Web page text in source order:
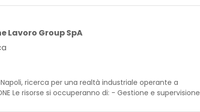
Lavoro Group SpA
Napoli, ricerca per una realtà industriale operante a
Le risorse si occuperanno di: - Gestione e supervisione
qualità